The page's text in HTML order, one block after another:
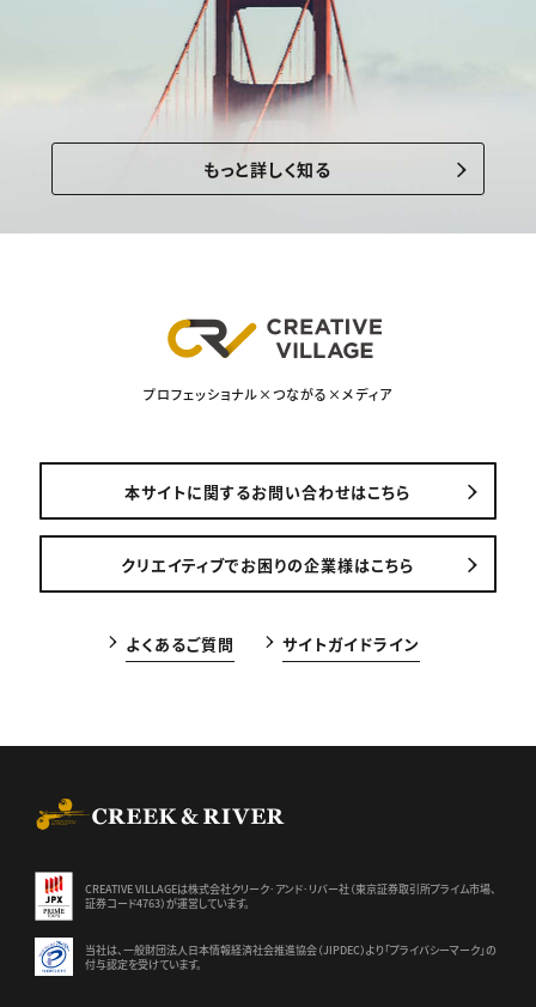
もっと詳しく知る
プロフェッショナル×つながる×メディア
本サイトに関するお問い合わせはこちら
クリエイティブでお困りの企業様はこちら
よくあるご質問 サイトガイドライン
CREATIVE VILLAGEは株式会社クリーク･アンド･リバー社（東京証券取引所プライム市場、
証券コード4763）が運営しています。
当社は、一般財団法人日本情報経済社会推進協会（JIPDEC）より 「プライバシーマーク」の
付与認定を受けています。